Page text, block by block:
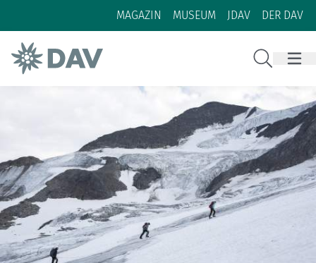
Zum Inhalt
Zur Footer-Navigation
MAGAZIN MUSEUM JDAV DER DAV